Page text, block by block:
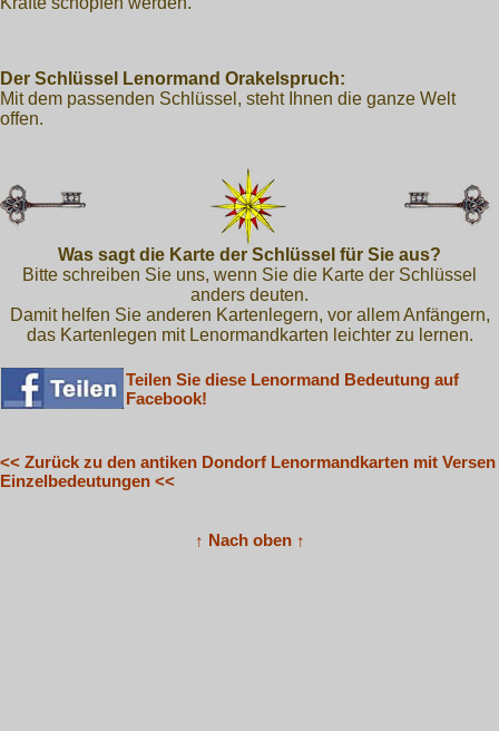
Der Schlüssel Lenormand Orakelspruch:
Mit dem passenden Schlüssel, steht Ihnen die ganze Welt
offen.
Was sagt die Karte der Schlüssel für Sie aus?
Bitte schreiben Sie uns, wenn Sie die Karte der Schlüssel
anders deuten.
Damit helfen Sie anderen Kartenlegern, vor allem Anfängern,
das Kartenlegen mit Lenormandkarten leichter zu lernen.
Teilen Sie diese Lenormand Bedeutung auf
Facebook!
<< Zurück zu den antiken Dondorf Lenormandkarten mit Versen
Einzelbedeutungen <<
↑ Nach oben ↑